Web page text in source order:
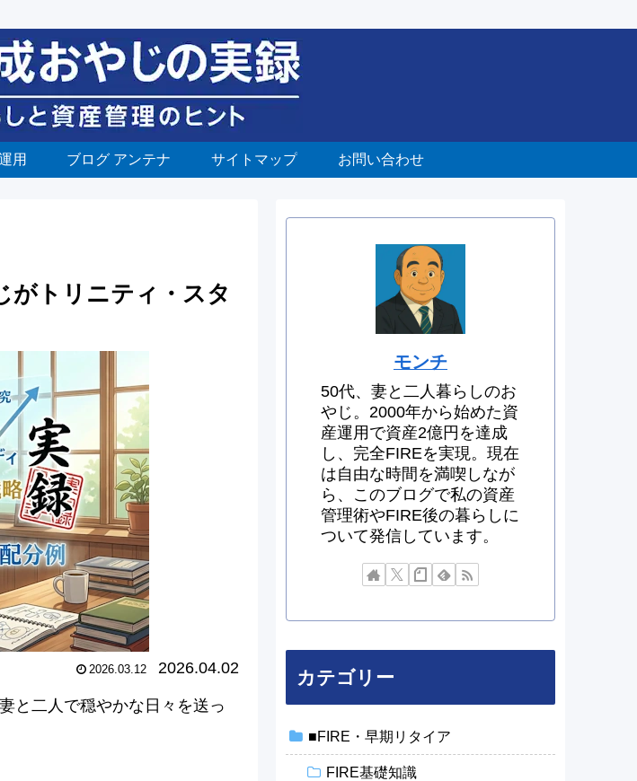
用 ブログ アンテナ サイトマップ お問い合わせ
がトリニティ・スタ
2026.03.12 2026.04.02
と二人で穏やかな日々を送っ
モンチ
50代、妻と二人暮らしのお
やじ。2000年から始めた資
産運用で資産2億円を達成
し、完全FIREを実現。現在
は自由な時間を満喫しなが
ら、このブログで私の資産
管理術やFIRE後の暮らしに
ついて発信しています。
カテゴリー
■FIRE・早期リタイア
FIRE基礎知識